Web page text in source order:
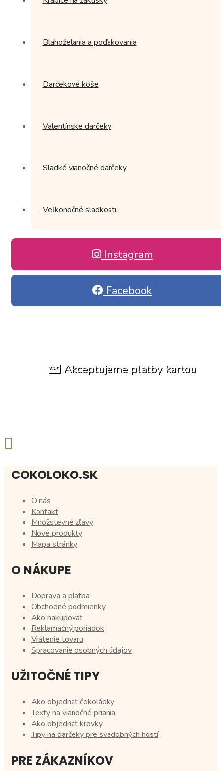
Blahoželania a poďakovania
Darčekové koše
Valentínske darčeky
Sladké vianočné darčeky
Veľkonočné sladkosti
Instagram
Facebook
Akceptujeme platby kartou
COKOLOKO.SK
O nás
Kontakt
Množstevné zľavy
Nové produkty
Mapa stránky
O NÁKUPE
Doprava a platba
Obchodné podmienky
Ako nakupovať
Reklamačný poriadok
Vrátenie tovaru
Spracovanie osobných údajov
UŽITOČNÉ TIPY
Ako objednať čokoládky
Texty na vianočné priania
Ako objednať krovky
Tipy na darčeky pre svadobných hostí
PRE ZÁKAZNÍKOV